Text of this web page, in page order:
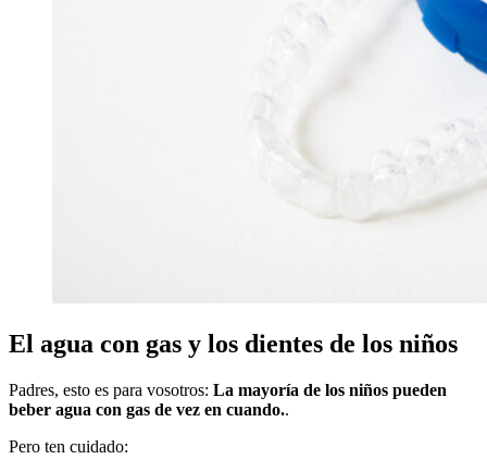
El agua con gas y los dientes de los niños
Padres, esto es para vosotros: La mayoría de los niños pueden
beber agua con gas de vez en cuando..
Pero ten cuidado: